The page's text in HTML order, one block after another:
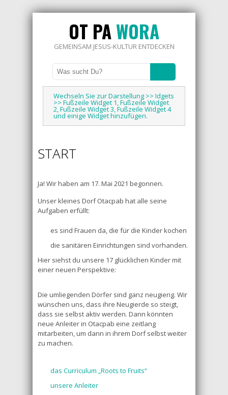
OT PAWORA
GEMEINSAM JESUS-KULTUR ENTDECKEN
Wechseln Sie zur Darstellung >> Idgets
>> Fußzeile Widget 1, Fußzeile Widget
2, Fußzeile Widget 3, Fußzeile Widget 4
und einige Widget hinzufügen.
START
Ja! Wir haben am 17. Mai 2021 begonnen.
Unser kleines Dorf Otacpab hat alle seine
Aufgaben erfüllt:
es sind Frauen da, die für die Kinder kochen
die sanitären Einrichtungen sind vorhanden.
Hier siehst du unsere 17 glücklichen Kinder mit
einer neuen Perspektive:
Die umliegenden Dörfer sind ganz neugierig. Wir
wünschen uns, dass ihre Neugierde so steigt,
dass sie selbst aktiv werden. Dann könnten
neue Anleiter in Otacpab eine zeitlang
mitarbeiten, um dann in ihrem Dorf selbst weiter
zu machen.
das Curriculum „Roots to Fruits“
unsere Anleiter